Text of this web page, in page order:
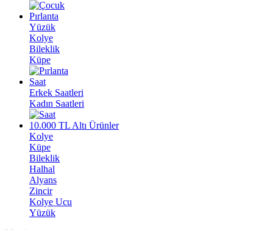
Pırlanta
Yüzük
Kolye
Bileklik
Küpe
Saat
Erkek Saatleri
Kadın Saatleri
10.000 TL Altı Ürünler
Kolye
Küpe
Bileklik
Halhal
Alyans
Zincir
Kolye Ucu
Yüzük